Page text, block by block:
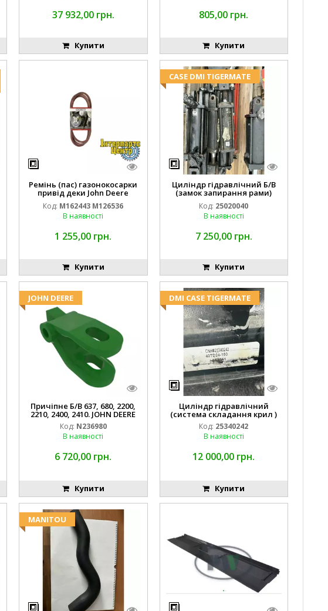
37 932,00 грн.
Купити
805,00 грн.
Купити
Ремінь (пас) газонокосарки
привід деки John Deere
M162443 M126536
Код: M162443 M126536
В наявності
1 255,00 грн.
Купити
CASE DMI TIGERMATE
Циліндр гідравлічний Б/В
(замок запирання рами)
2''X4'' 25320040
Код: 25020040
В наявності
7 250,00 грн.
Купити
JOHN DEERE
Причіпне Б/В 637, 680, 2200,
2210, 2400, 2410. JOHN DEERE
Код: N236980
В наявності
6 720,00 грн.
Купити
DMI CASE TIGERMATE
Циліндр гідравлічний
(система складання крил )
Код: 25340242
В наявності
12 000,00 грн.
Купити
MANITOU